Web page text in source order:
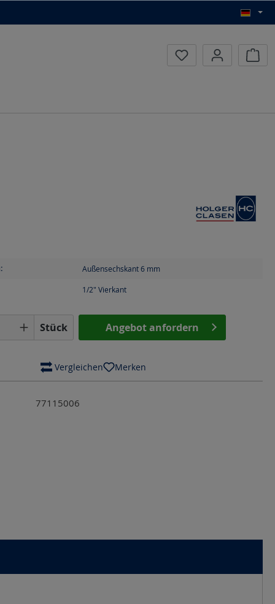
Außensechskant 6 mm
1/2" Vierkant
Anzahl: Gib den gewünschten Wert
Stück Angebot anfordern
Vergleichen Merken
77115006